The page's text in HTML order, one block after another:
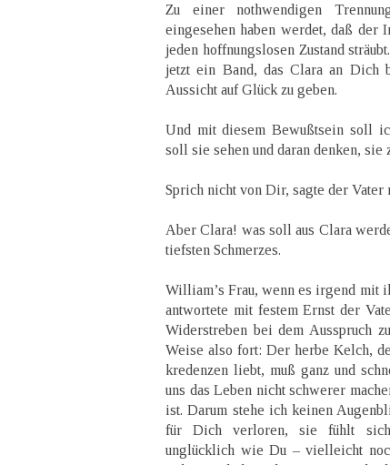
Zu einer nothwendigen
eingesehen haben werdet, daß der
jeden hoffnungslosen Zustand
jetzt ein Band, das Clara an Dich
Aussicht auf Glück zu geben.
Und mit diesem Bewußtsein soll
soll sie sehen und daran denken, sie
Sprich nicht von Dir, sagte der
Aber Clara! was soll aus Clara
tiefsten Schmerzes.
William’s Frau, wenn es irgend mit
antwortete mit festem Ernst der
Widerstreben bei dem Ausspruch
Weise also fort: Der herbe Kelch,
kredenzen liebt, muß ganz und
uns das Leben nicht schwerer
ist. Darum stehe ich keinen
für Dich verloren, sie fühlt
unglücklich wie Du – vielleicht